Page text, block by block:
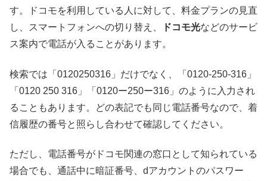
す。ドコモを利用している人に対して、料金プランの見直
し、スマートフォンへの切り替え、
ドコモ光などのサービ
ス案内で電話が入ることがあります。
検索では「0120250316」だけでなく、「0120-250-316」
「0120 250 316」「0120ー250ー316」のように入力され
ることもあります。どの表記でも同じ電話番号なので、着
信履歴の番号と照らし合わせて確認してください。
ただし、電話番号がドコモ関連の窓口として知られている
場合でも、通話中に暗証番号、dアカウントのパスワー